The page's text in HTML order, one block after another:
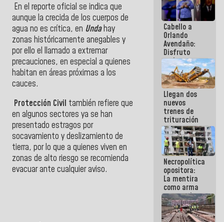
En el reporte oficial se indica que
aunque la crecida de los cuerpos de
agua no es crítica, en Undahay
zonas históricamente anegables y
por ello el llamado a extremar
precauciones, en especial a quienes
habitan en áreas próximas a los
cauces.
Protección Civil también refiere que
en algunos sectores ya se han
presentado estragos por
socavamiento y deslizamiento de
tierra, por lo que a quienes viven en
zonas de alto riesgo se recomienda
evacuar ante cualquier aviso.
Cabello a
Orlando
Avendaño:
Disfruto
cada vez
que escribes
porque lo
que haces
es
embarrarla
Llegan dos
nuevos
trenes de
trituración
para
optimizar
manejo de
escombros
en La Guaira
Necropolítica
opositora:
La mentira
como arma
contra el
Pueblo